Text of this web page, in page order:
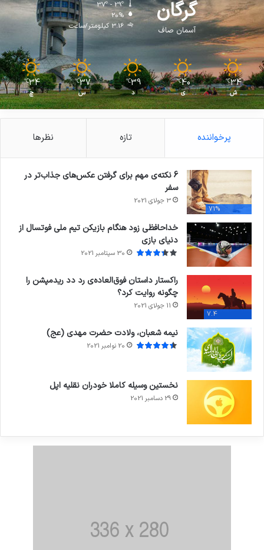
گرگان
آسمان صاف
37º - 29º
20%
3.16 کیلومتر/ساعت
34
℃
ش
40
℃
ی
39
℃
د
37
℃
س
34
℃
چ
پرخواننده تازه نظرها
71%
6 نکته‌ی مهم برای گرفتن عکس‌های جذاب‌تر در
سفر
3 جولای 2021
خداحافظی زود هنگام بازیکن تیم ملی فوتسال از
دنیای بازی
30 سپتامبر 2021
7.4
راکستار داستان فوق‌العاده‌ی رد دد ریدمپشن را
چگونه روایت کرد؟
11 جولای 2021
نیمه شعبان، ولادت حضرت مهدی (عج)
20 نوامبر 2021
نخستین وسیله کاملا خودران نقلیه اپل
29 دسامبر 2021